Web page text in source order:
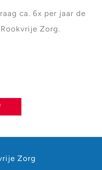
ca. 6x per jaar de
Zorg.
Zorg